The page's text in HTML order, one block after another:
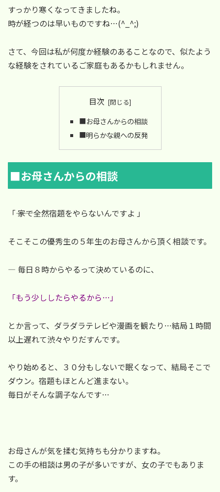
すっかり寒くなってきましたね。
時が経つのは早いものですね…(^_^;)
さて、今回は私が何度か経験のあることなので、似たよう
な経験をされているご家庭もあるかもしれません。
目次
■お母さんからの相談
■明らかな親への反発
■お母さんからの相談
「―― 家で全然宿題をやらないんですよ 」
そこそこの優秀生の５年生のお母さんから頂く相談です。
― 毎日８時からやるって決めているのに、
「もう少ししたらやるから…」
とか言って、ダラダラテレビや漫画を観たり…結局１時間
以上遅れて渋々やりだすんです。
やり始めると、３０分もしないで眠くなって、結局そこで
ダウン。宿題もほとんど進まない。
毎日がそんな調子なんです…
お母さんが気を揉む気持ちも分かりますね。
この手の相談は男の子が多いですが、女の子でもありま
す。